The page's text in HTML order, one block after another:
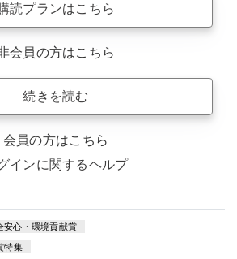
読プランはこちら
会員の方はこちら
続きを読む
会員の方はこちら
インに関するヘルプ
安心・環境貢献賞
特集